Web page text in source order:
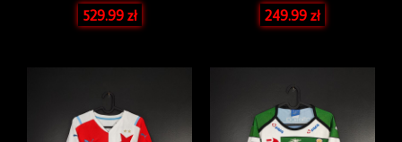
529.99zł 249.99zł